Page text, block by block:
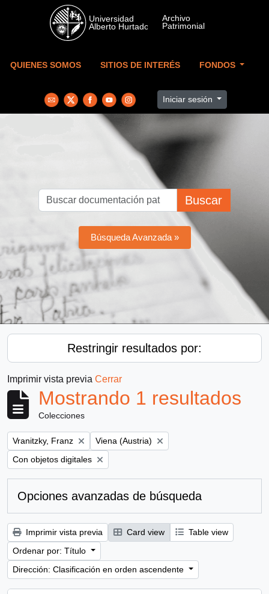
Skip to main content
QUIENES SOMOS SITIOS DE INTERÉS FONDOS
Iniciar sesión
Buscar
Búsqueda Avanzada »
Restringir resultados por:
Imprimir vista previa Cerrar
Mostrando 1 resultados
Colecciones
Remove filter:
Vranitzky, Franz Remove filter:
Viena (Austria)
Remove filter:
Con objetos digitales
Opciones avanzadas de búsqueda
Imprimir vista previa Card view
Table view
Ordenar por: Título
Dirección: Clasificación en orden ascendente